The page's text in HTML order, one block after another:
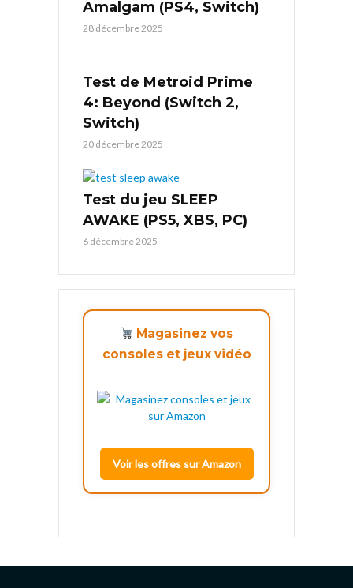
Amalgam (PS4, Switch)
28 décembre 2025
Test de Metroid Prime
4: Beyond (Switch 2,
Switch)
20 décembre 2025
Test du jeu SLEEP
AWAKE (PS5, XBS, PC)
6 décembre 2025
Magasinez vos
consoles et jeux vidéo
Voir les offres sur Amazon